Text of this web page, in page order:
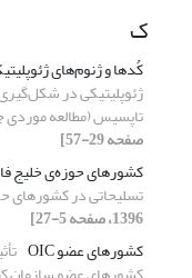
ک
کُدها و ژنوم‌های
ژئوپلیتیکی در
تاپسیس (مطالعه
صفحه 29-57]
کشورهای حوزه‌ی خلیج
تسلیحاتی در کشورهای
1396، صفحه 5-27]
کشورهای عضو OIC